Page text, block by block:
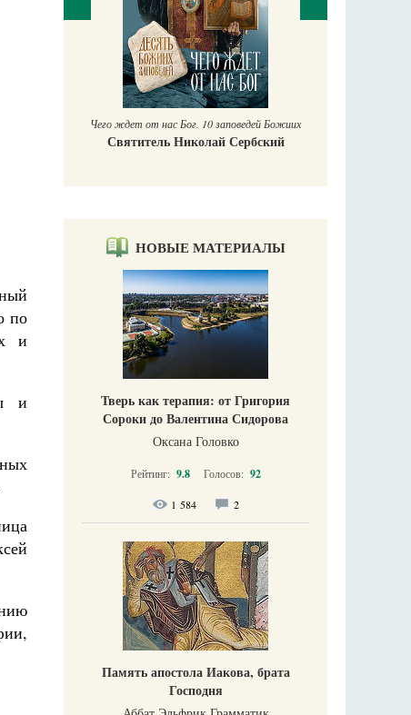
по
и
и
у
Чего ждет от нас Бог. 10 заповедей Божиих
Святитель Николай Сербский
НОВЫЕ МАТЕРИАЛЫ
Тверь как терапия: от Григория
Сороки до Валентина Сидорова
Оксана Головко
Рейтинг: 9.8 Голосов: 92
1 584 2
Память апостола Иакова, брата
Господня